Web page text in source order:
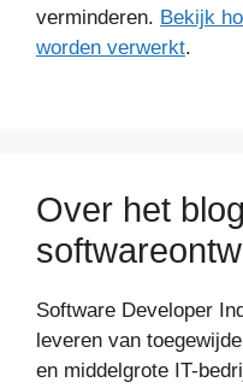
verminderen. Bekijk
worden verwerkt.
Over het
Software Developer
leveren van
en middelgrote IT-